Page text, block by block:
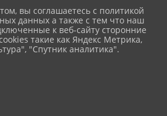
вы соглашаетесь с политикой
данных а также с тем что наш
к веб-сайту сторонние
такие как Яндекс Метрика,
"Спутник аналитика".